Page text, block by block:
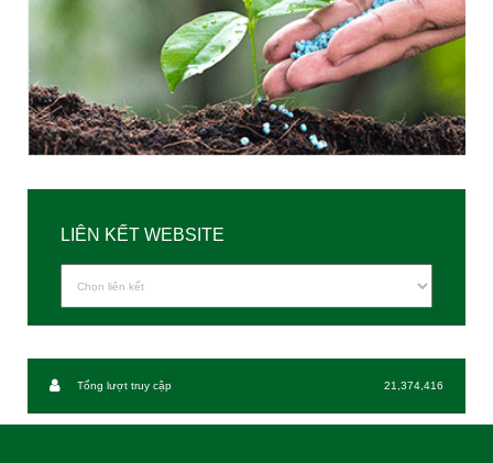
LIÊN KẾT WEBSITE
Tổng lượt truy cập 21,374,416